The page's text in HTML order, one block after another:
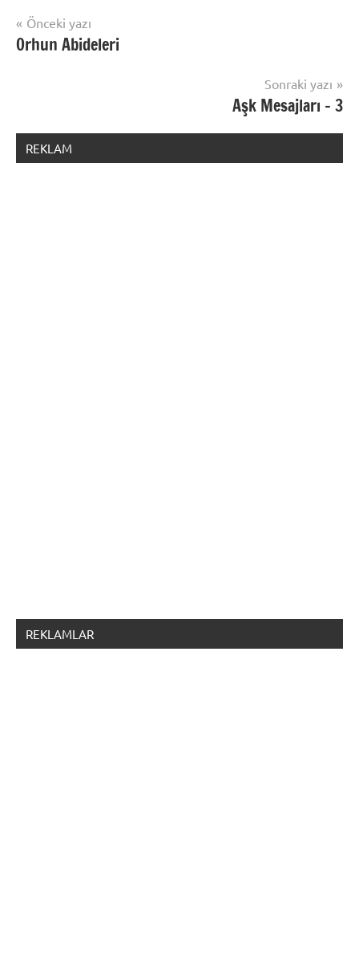
Yazı
gezinmesi
Önceki yazı
Orhun Abideleri
Sonraki yazı
Aşk Mesajları – 3
REKLAM
REKLAMLAR